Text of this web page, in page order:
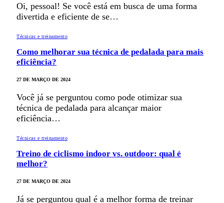
Oi, pessoal! Se você está em busca de uma forma
divertida e eficiente de se…
Técnicas e treinamento
Como melhorar sua técnica de pedalada para mais
eficiência?
27 DE MARÇO DE 2024
Você já se perguntou como pode otimizar sua
técnica de pedalada para alcançar maior
eficiência…
Técnicas e treinamento
Treino de ciclismo indoor vs. outdoor: qual é
melhor?
27 DE MARÇO DE 2024
Já se perguntou qual é a melhor forma de treinar